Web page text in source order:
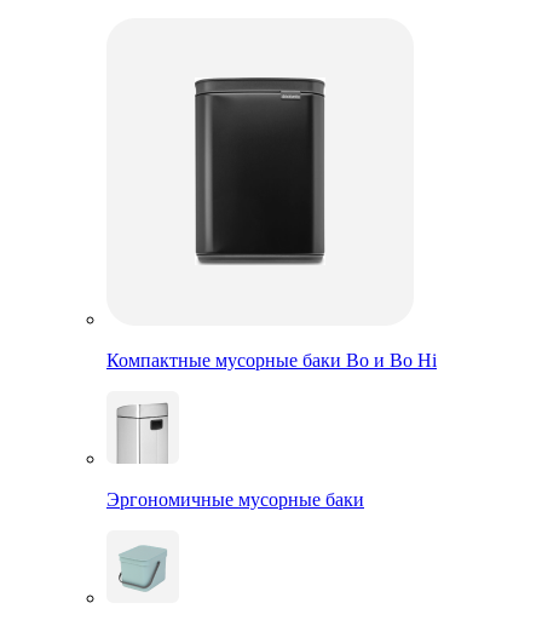
Компактные мусорные баки Bo и Bo Hi
Эргономичные мусорные баки